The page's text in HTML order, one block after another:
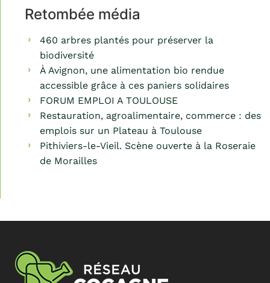
Retombée média
460 arbres plantés pour préserver la
biodiversité
À Avignon, une alimentation bio rendue
accessible grâce à ces paniers solidaires
FORUM EMPLOI A TOULOUSE
Restauration, agroalimentaire, commerce : des
emplois sur un Plateau à Toulouse
Pithiviers-le-Vieil. Scène ouverte à la Roseraie
de Morailles